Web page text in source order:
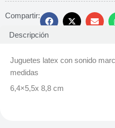
Compartir:
Descripción
Juguetes latex con sonido
medidas
6,4×5,5x 8,8 cm